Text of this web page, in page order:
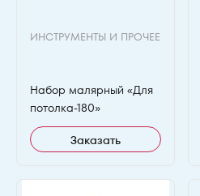
ИНСТРУМЕНТЫ И ПРОЧЕЕ
Набор малярный «Для
потолка-180»
Заказать